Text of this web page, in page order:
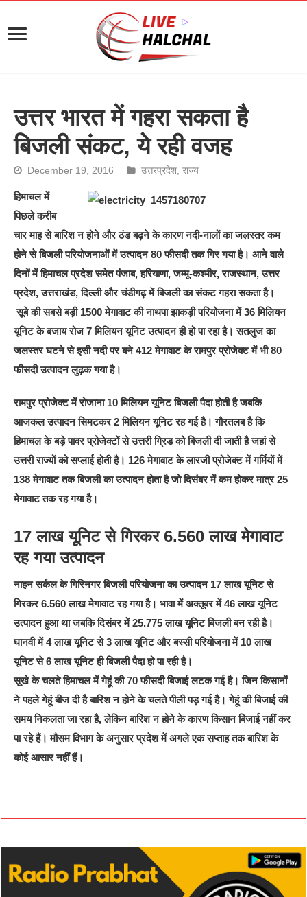
उत्तर भारत में गहरा सकता है
बिजली संकट, ये रही वजह
December 19, 2016 उत्तरप्रदेश ,राज्य
हिमाचल में
पिछले करीब
चार माह से बारिश न होने और ठंड बढ़ने के कारण नदी-नालों का जलस्तर कम
होने से बिजली परियोजनाओं में उत्पादन 80 फीसदी तक गिर गया है। आने वाले
दिनों में हिमाचल प्रदेश समेत पंजाब, हरियाणा, जम्मू-कश्मीर, राजस्थान, उत्तर
प्रदेश, उत्तराखंड, दिल्ली और चंडीगढ़ में बिजली का संकट गहरा सकता है।
सूबे की सबसे बड़ी 1500 मेगावाट की नाथपा झाकड़ी परियोजना में 36 मिलियन
यूनिट के बजाय रोज 7 मिलियन यूनिट उत्पादन ही हो पा रहा है। सतलुज का
जलस्तर घटने से इसी नदी पर बने 412 मेगावाट के रामपुर प्रोजेक्ट में भी 80
फीसदी उत्पादन लुढ़क गया है।
रामपुर प्रोजेक्ट में रोजाना 10 मिलियन यूनिट बिजली पैदा होती है जबकि
आजकल उत्पादन सिमटकर 2 मिलियन यूनिट रह गई है। गौरतलब है कि
हिमाचल के बड़े पावर प्रोजेक्टों से उत्तरी ग्रिड को बिजली दी जाती है जहां से
उत्तरी राज्यों को सप्लाई होती है। 126 मेगावाट के लारजी प्रोजेक्ट में गर्मियों में
138 मेगावाट तक बिजली का उत्पादन होता है जो दिसंबर में कम होकर मात्र 25
मेगावाट तक रह गया है।
17 लाख यूनिट से गिरकर 6.560 लाख मेगावाट
रह गया उत्पादन
नाहन सर्कल के गिरिनगर बिजली परियोजना का उत्पादन 17 लाख यूनिट से
गिरकर 6.560 लाख मेगावाट रह गया है। भावा में अक्तूबर में 46 लाख यूनिट
उत्पादन हुआ था जबकि दिसंबर में 25.775 लाख यूनिट बिजली बन रही है।
घानवी में 4 लाख यूनिट से 3 लाख यूनिट और बस्सी परियोजना में 10 लाख
यूनिट से 6 लाख यूनिट ही बिजली पैदा हो पा रही है।
सूखे के चलते हिमाचल में गेहूं की 70 फीसदी बिजाई लटक गई है। जिन किसानों
ने पहले गेहूं बीज दी है बारिश न होने के चलते पीली पड़ गई है। गेहूं की बिजाई की
समय निकलता जा रहा है, लेकिन बारिश न होने के कारण किसान बिजाई नहीं कर
पा रहे हैं। मौसम विभाग के अनुसार प्रदेश में अगले एक सप्ताह तक बारिश के
कोई आसार नहीं हैं।